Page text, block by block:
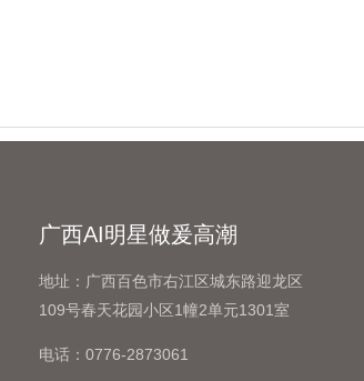
广西AI明星做爰高潮
地址：广西百色市右江区城东路迎龙区
109号春天花园小区1幢2单元1301室
电话：0776-2873061